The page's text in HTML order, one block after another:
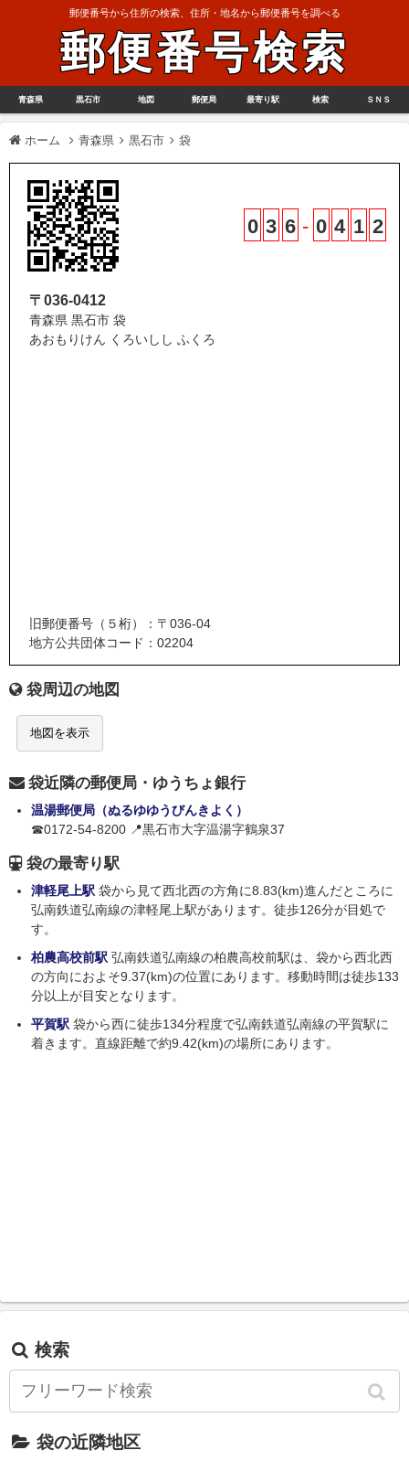
郵便番号から住所の検索、住所・地名から郵便番号を調べる
郵便番号検索
青森県 黒石市 地図 郵便局 最寄り駅 検索 ＳＮＳ
ホーム 青森県 黒石市 袋
0 3 6 - 0 4 1 2
〒036-0412
青森県 黒石市 袋
あおもりけん くろいしし ふくろ
旧郵便番号（５桁）：〒036-04
地方公共団体コード：02204
袋周辺の地図
地図を表示
袋近隣の郵便局・ゆうちょ銀行
温湯郵便局（ぬるゆゆうびんきよく）
☎0172-54-8200 📍黒石市大字温湯字鶴泉37
袋の最寄り駅
津軽尾上駅 袋から見て西北西の方角に8.83(km)進んだところに
弘南鉄道弘南線の津軽尾上駅があります。徒歩126分が目処で
す。
柏農高校前駅 弘南鉄道弘南線の柏農高校前駅は、袋から西北西
の方向におよそ9.37(km)の位置にあります。移動時間は徒歩133
分以上が目安となります。
平賀駅 袋から西に徒歩134分程度で弘南鉄道弘南線の平賀駅に
着きます。直線距離で約9.42(km)の場所にあります。
検索
袋の近隣地区